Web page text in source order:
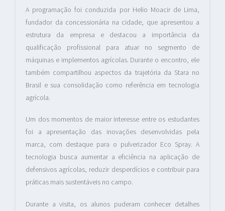
A programação foi conduzida por Helio Moacir de Lima,
fundador da concessionária na cidade, que apresentou a
estrutura da empresa e destacou a importância da
qualificação profissional para atuar no segmento de
máquinas e implementos agrícolas. Durante o encontro, ele
também compartilhou aspectos da trajetória da Stara no
Brasil e sua consolidação como referência em tecnologia
agrícola.
Um dos momentos de maior interesse entre os estudantes
foi a apresentação das inovações desenvolvidas pela
marca, com destaque para o pulverizador Eco Spray. A
tecnologia busca aumentar a eficiência na aplicação de
defensivos agrícolas, reduzir desperdícios e contribuir para
práticas mais sustentáveis no campo.
Durante a visita, os alunos puderam conhecer detalhes